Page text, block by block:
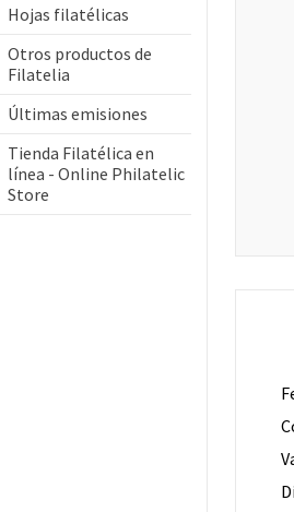
Hojas filatélicas
Otros productos de
Filatelia
Últimas emisiones
Tienda Filatélica en
línea - Online Philatelic
Store